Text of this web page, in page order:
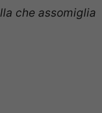
che assomiglia